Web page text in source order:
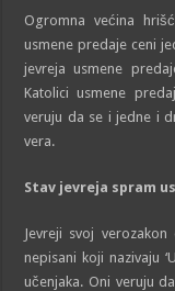
Ogromna većina
usmene predaje ceni
jevreja usmene
Katolici usmene
veruju da se i jedne i
vera.
Stav jevreja spram
Jevreji svoj
nepisani koji nazivaju
učenjaka. Oni veruju